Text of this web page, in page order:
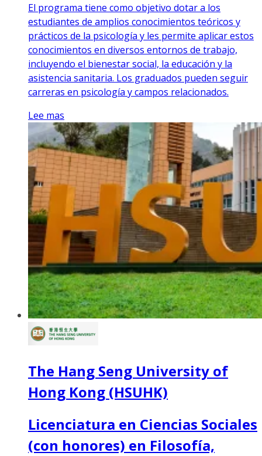
El programa tiene como objetivo dotar a los
estudiantes de amplios conocimientos teóricos y
prácticos de la psicología y les permite aplicar estos
conocimientos en diversos entornos de trabajo,
incluyendo el bienestar social, la educación y la
asistencia sanitaria. Los graduados pueden seguir
carreras en psicología y campos relacionados.
Lee mas
The Hang Seng University of
Hong Kong (HSUHK)
Licenciatura en Ciencias Sociales
(con honores) en Filosofía,